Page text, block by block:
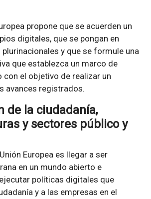
propone que se acuerden un
digitales, que se pongan en
y que se formule una
que establezca un marco de
con el objetivo de realizar un
avances registrados.
de la ciudadanía,
y sectores público y
Europea es llegar a ser
en un mundo abierto e
políticas digitales que
y a las empresas en el